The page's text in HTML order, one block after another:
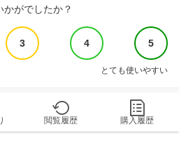
かがでしたか？
3 4 5
とても使いやすい
閲覧履歴 購入履歴